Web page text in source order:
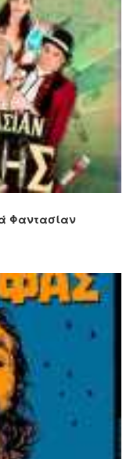
Φαντασίαν